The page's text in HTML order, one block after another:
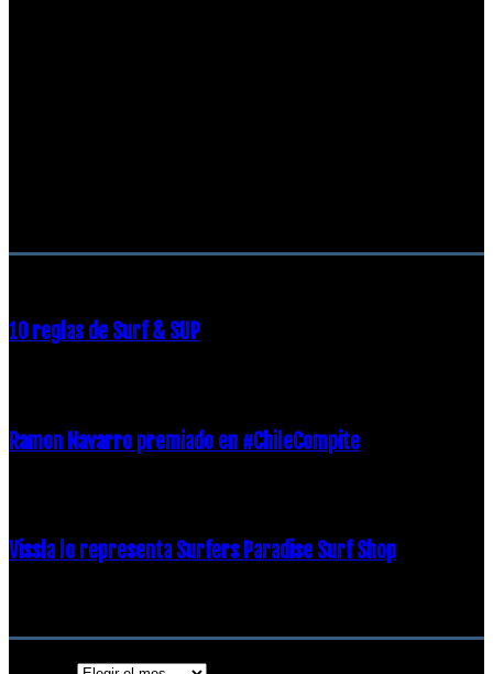
10 reglas de Surf & SUP
Ramon Navarro premiado en #ChileCompite
Vissla lo representa Surfers Paradise Surf Shop